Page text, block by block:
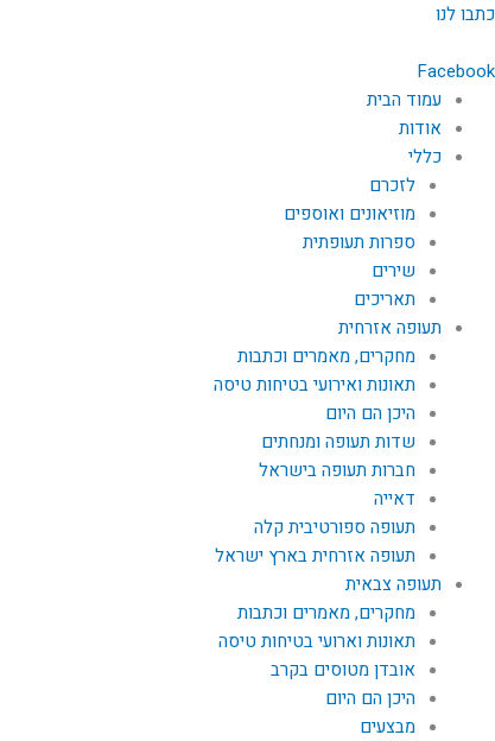
דילוג
כתבו לנו
Facebook
עמוד הבית
אודות
כללי
לזכרם
מוזיאונים ואוספים
ספרות תעופתית
שירים
תאריכים
תעופה אזרחית
מחקרים, מאמרים וכתבות
תאונות ואירועי בטיחות טיסה
היכן הם היום
שדות תעופה ומנחתים
חברות תעופה בישראל
דאייה
תעופה ספורטיבית קלה
תעופה אזרחית בארץ ישראל
תעופה צבאית
מחקרים, מאמרים וכתבות
תאונות וארועי בטיחות טיסה
אובדן מטוסים בקרב
היכן הם היום
מבצעים